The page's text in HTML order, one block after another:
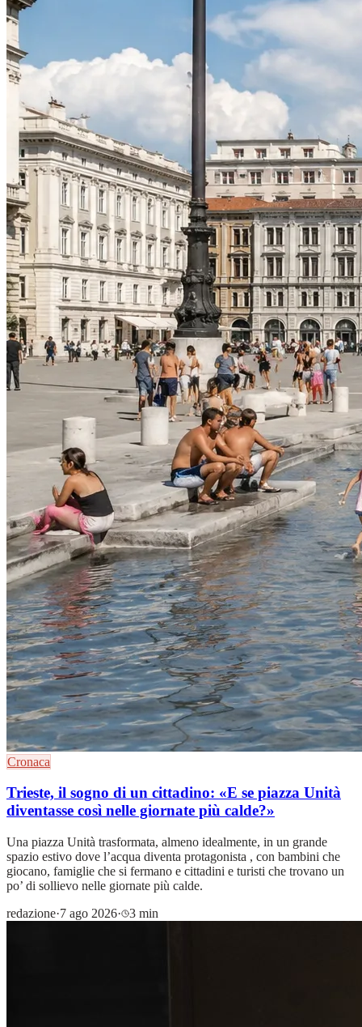
Cronaca
Trieste, il sogno di un cittadino: «E se piazza Unità
diventasse così nelle giornate più calde?»
Una piazza Unità trasformata, almeno idealmente, in un grande
spazio estivo dove l’acqua diventa protagonista , con bambini che
giocano, famiglie che si fermano e cittadini e turisti che trovano un
po’ di sollievo nelle giornate più calde.
redazione·7 ago 2026· 3 min